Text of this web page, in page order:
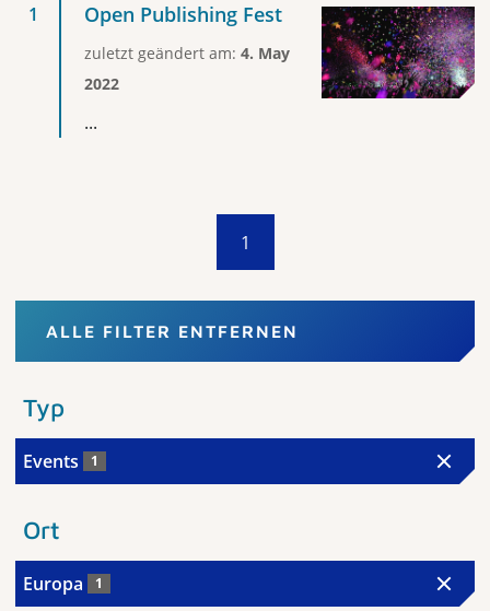
Open Publishing Fest
zuletzt geändert am: 4. May
2022
...
1
ALLE FILTER ENTFERNEN
Typ
Events 1
Ort
Europa 1